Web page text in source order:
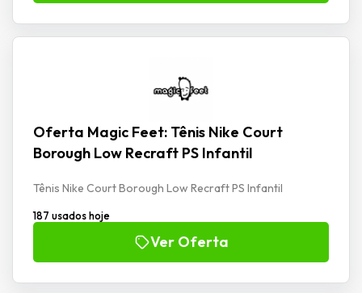
Oferta Magic Feet: Tênis Nike Court
Borough Low Recraft PS Infantil
Tênis Nike Court Borough Low Recraft PS Infantil
187 usados hoje
Ver Oferta